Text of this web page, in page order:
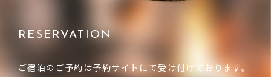
RESERVATION
ご宿泊のご予約は予約サイトにて受け付けております。